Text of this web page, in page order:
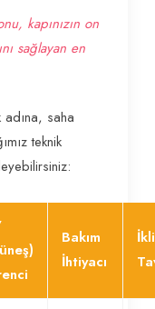
kapınızın on
sağlayan en
saha
teknik
Bakım
İhtiyacı